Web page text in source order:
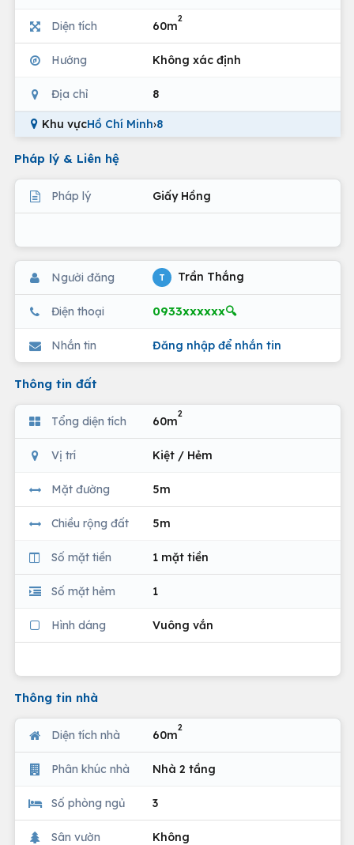
Diện tích 60m
2
Hướng Không xác định
Địa chỉ 8
Khu vựcHồ Chí Minh›8
Pháp lý & Liên hệ
Pháp lý Giấy Hồng
Người đăng T Trần Thắng
Điện thoại 0933xxxxxx🔍
Nhắn tin Đăng nhập để nhắn tin
Thông tin đất
Tổng diện tích 60m
2
Vị trí Kiệt / Hẻm
Mặt đường 5m
Chiều rộng đất 5m
Số mặt tiền 1 mặt tiền
Số mặt hẻm 1
Hình dáng Vuông vắn
Thông tin nhà
Diện tích nhà 60m
2
Phân khúc nhà Nhà 2 tầng
Số phòng ngủ 3
Sân vườn Không